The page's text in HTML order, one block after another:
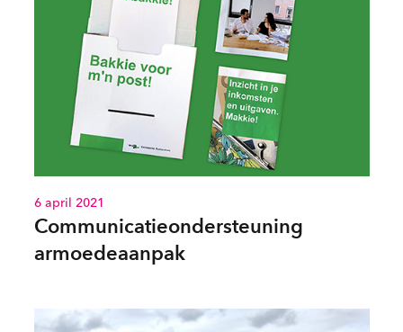
6 april 2021
Communicatieondersteuning
armoedeaanpak